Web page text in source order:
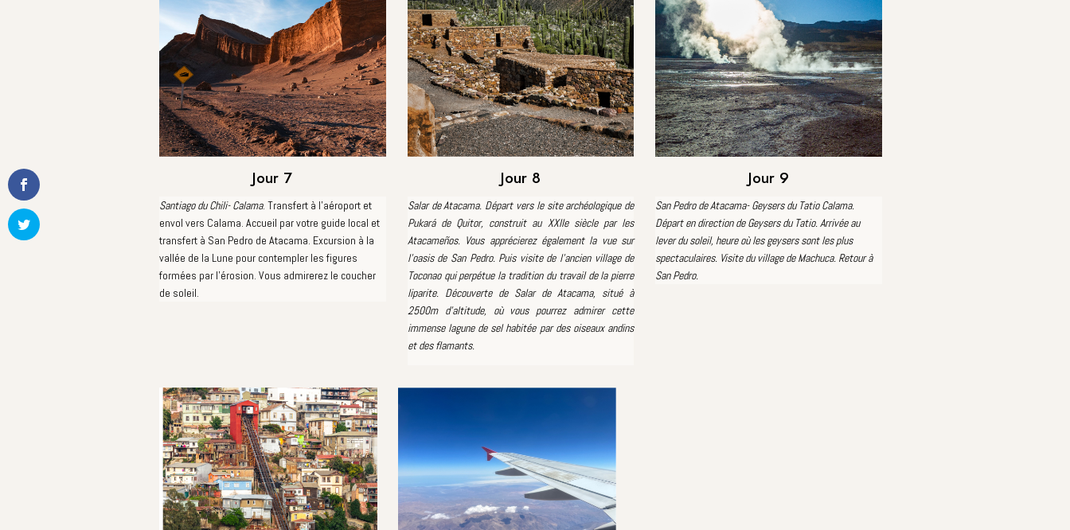
Jour 7
Santiago du Chili- Calama. Transfert à l'aéroport et
envol vers Calama. Accueil par votre guide local et
transfert à San Pedro de Atacama. Excursion à la
vallée de la Lune pour contempler les figures
formées par l'érosion. Vous admirerez le coucher
de soleil.
Jour 8
Salar de Atacama. Départ vers le site archéologique de
Pukará de Quitor, construit au XXIIe siècle par les
Atacameños. Vous apprécierez également la vue sur
l'oasis de San Pedro. Puis visite de l'ancien village de
Toconao qui perpétue la tradition du travail de la pierre
liparite. Découverte de Salar de Atacama, situé à
2500m d'altitude, où vous pourrez admirer cette
immense lagune de sel habitée par des oiseaux andins
et des flamants.
Jour 9
San Pedro de Atacama- Geysers du Tatio Calama.
Départ en direction de Geysers du Tatio. Arrivée au
lever du soleil, heure où les geysers sont les plus
spectaculaires. Visite du village de Machuca. Retour à
San Pedro.